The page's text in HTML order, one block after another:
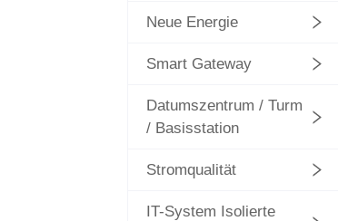
Neue Energie
Smart Gateway
Datumszentrum / Turm
/ Basisstation
Stromqualität
IT-System Isolierte